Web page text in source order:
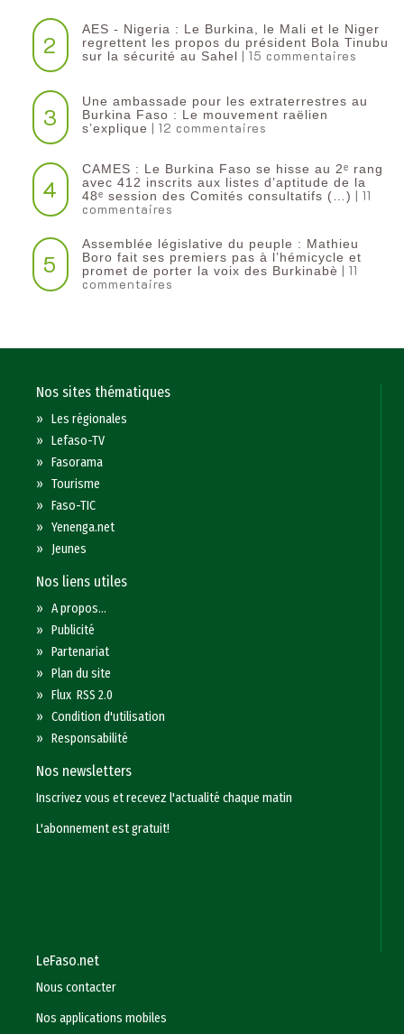
2
AES - Nigeria : Le Burkina, le Mali et le Niger
regrettent les propos du président Bola Tinubu
sur la sécurité au Sahel | 15 commentaires
3
Une ambassade pour les extraterrestres au
Burkina Faso : Le mouvement raëlien
s’explique | 12 commentaires
4
CAMES : Le Burkina Faso se hisse au 2ᵉ rang
avec 412 inscrits aux listes d’aptitude de la
48ᵉ session des Comités consultatifs (…) | 11
commentaires
5
Assemblée législative du peuple : Mathieu
Boro fait ses premiers pas à l’hémicycle et
promet de porter la voix des Burkinabè | 11
commentaires
Nos sites thématiques
»Les régionales
»Lefaso-TV
»Fasorama
»Tourisme
»Faso-TIC
»Yenenga.net
» Jeunes
Nos liens utiles
»A propos...
»Publicité
»Partenariat
»Plan du site
»Flux RSS 2.0
»Condition d'utilisation
»Responsabilité
Nos newsletters
Inscrivez vous et recevez l'actualité chaque matin
L'abonnement est gratuit!
LeFaso.net
Nous contacter
Nos applications mobiles